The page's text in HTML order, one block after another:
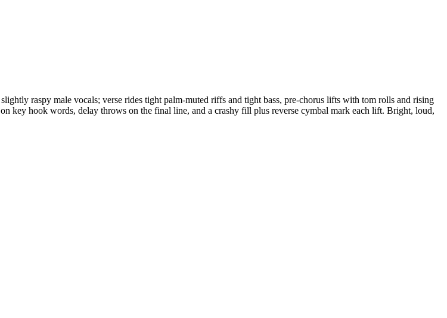
raspy male vocals; verse rides tight palm-muted riffs and tight bass, pre-chorus lifts with tom rolls and rising
key hook words, delay throws on the final line, and a crashy fill plus reverse cymbal mark each lift. Bright, loud,